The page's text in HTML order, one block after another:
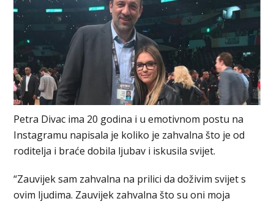
Petra Divac ima 20 godina i u emotivnom postu na
Instagramu napisala je koliko je zahvalna što je od
roditelja i braće dobila ljubav i iskusila svijet.
“Zauvijek sam zahvalna na prilici da doživim svijet s
ovim ljudima. Zauvijek zahvalna što su oni moja